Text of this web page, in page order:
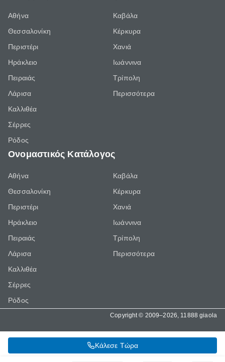
Κάλεσε Τώρα
Αθήνα
Θεσσαλονίκη
Περιστέρι
Ηράκλειο
Πειραιάς
Λάρισα
Καλλιθέα
Σέρρες
Ρόδος
Καβάλα
Κέρκυρα
Χανιά
Ιωάννινα
Τρίπολη
Περισσότερα
Ονομαστικός Κατάλογος
Αθήνα
Θεσσαλονίκη
Περιστέρι
Ηράκλειο
Πειραιάς
Λάρισα
Καλλιθέα
Σέρρες
Ρόδος
Καβάλα
Κέρκυρα
Χανιά
Ιωάννινα
Τρίπολη
Περισσότερα
Copyright © 2009–2026, 11888 giaola